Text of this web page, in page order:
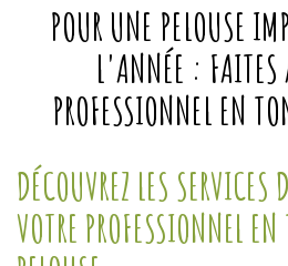
POUR UNE PELOUSE
L'ANNÉE : FAITES
PROFESSIONNEL EN
DÉCOUVREZ LES SERVICES
VOTRE PROFESSIONNEL